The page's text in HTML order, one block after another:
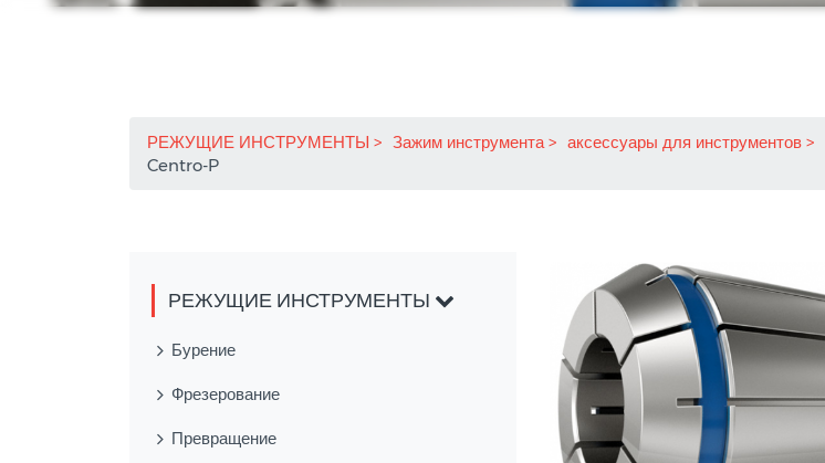
РЕЖУЩИЕ ИНСТРУМЕНТЫ Зажим инструмента аксессуары для инструментов
Centro-P
РЕЖУЩИЕ ИНСТРУМЕНТЫ
Бурение
Фрезерование
Превращение